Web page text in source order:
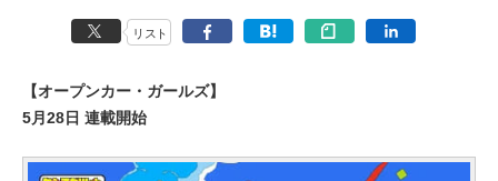
リスト
【オープンカー・ガールズ】
5月28日 連載開始